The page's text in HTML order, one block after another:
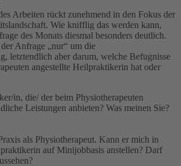
Arbeiten rückt zunehmend in den Fokus der
Wie knifflig das werden kann,
des Monats diesmal besonders deutlich.
Anfrage „nur“ um die
letztendlich aber darum, welche Befugnisse
angestellte Heilpraktikerin hat oder
in, die/ der beim Physiotherapeuten
Leistungen anbieten? Was meinen Sie?
als Physiotherapeut. Kann er mich in
auf Minijobbasis anstellen? Darf